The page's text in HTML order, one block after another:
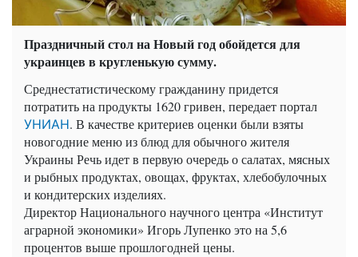
Праздничный стол на Новый год обойдется для
украинцев в кругленькую сумму.
Среднестатистическому гражданину придется
потратить на продукты 1620 гривен, передает портал
УНИАН. В качестве критериев оценки были взяты
новогодние меню из блюд для обычного жителя
Украины Речь идет в первую очередь о салатах, мясных
и рыбных продуктах, овощах, фруктах, хлебобулочных
и кондитерских изделиях.
Директор Национального научного центра «Институт
аграрной экономики» Игорь Лупенко это на 5,6
процентов выше прошлогодней цены.